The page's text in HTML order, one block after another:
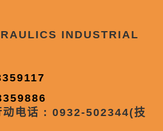
INDUSTRIAL
电话 : 0932-502344(技